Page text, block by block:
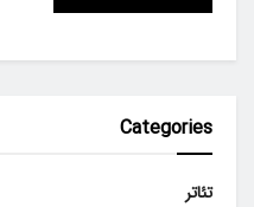
Categories
تئاتر